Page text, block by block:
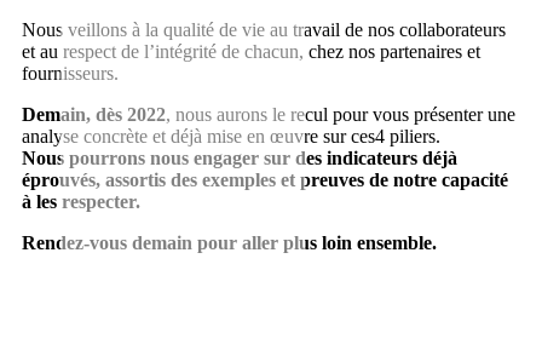
Nous veillons à la qualité de vie au travail de nos collaborateurs
et au respect de l’intégrité de chacun, chez nos partenaires et
fournisseurs.
Demain, dès 2022, nous aurons le recul pour vous présenter une
analyse concrète et déjà mise en œuvre sur ces4 piliers.
Nous pourrons nous engager sur des indicateurs déjà
éprouvés, assortis des exemples et preuves de notre capacité
à les respecter.
Rendez-vous demain pour aller plus loin ensemble.